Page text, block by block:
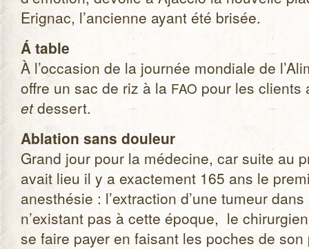
Eri­gnac, l’ancienne ayant été brisée.
Á table
À l’occasion de la jour­née mon­diale de
offre un sac de riz à la FAO pour les clients
etdes­sert.
Abla­tion sans dou­leur
Grand jour pour la méde­cine, car suite au
avait lieu il y a exac­te­ment 165 ans le
anes­thé­sie : l’extraction d’une tumeur
n’existant pas à cette époque, le
se faire payer en fai­sant les poches de son